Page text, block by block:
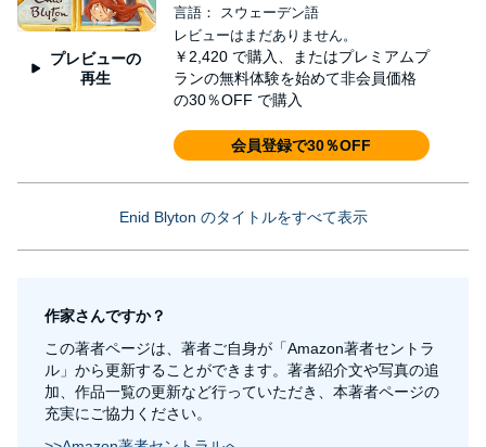
プレビューの
再生
言語： スウェーデン語
レビューはまだありません。
￥2,420 で購入、またはプレミアムプ
ランの無料体験を始めて非会員価格
の30％OFF で購入
会員登録で30％OFF
Enid Blyton のタイトルをすべて表示
作家さんですか？
この著者ページは、著者ご自身が「Amazon著者セントラ
ル」から更新することができます。著者紹介文や写真の追
加、作品一覧の更新など行っていただき、本著者ページの
充実にご協力ください。